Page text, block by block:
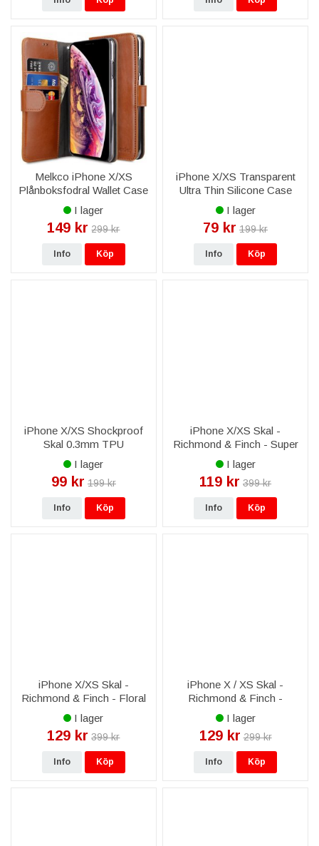
Melkco iPhone X/XS
Plånboksfodral Wallet Case
- Brun
I lager
149 kr 299 kr
Info Köp
iPhone X/XS Transparent
Ultra Thin Silicone Case
I lager
79 kr 199 kr
Info Köp
iPhone X/XS Shockproof
Skal 0.3mm TPU
Transparent
I lager
99 kr 199 kr
Info Köp
iPhone X/XS Skal -
Richmond & Finch - Super
Star
I lager
119 kr 399 kr
Info Köp
iPhone X/XS Skal -
Richmond & Finch - Floral
Tweed
I lager
129 kr 399 kr
Info Köp
iPhone X / XS Skal -
Richmond & Finch -
Blommig Kedja
I lager
129 kr 299 kr
Info Köp